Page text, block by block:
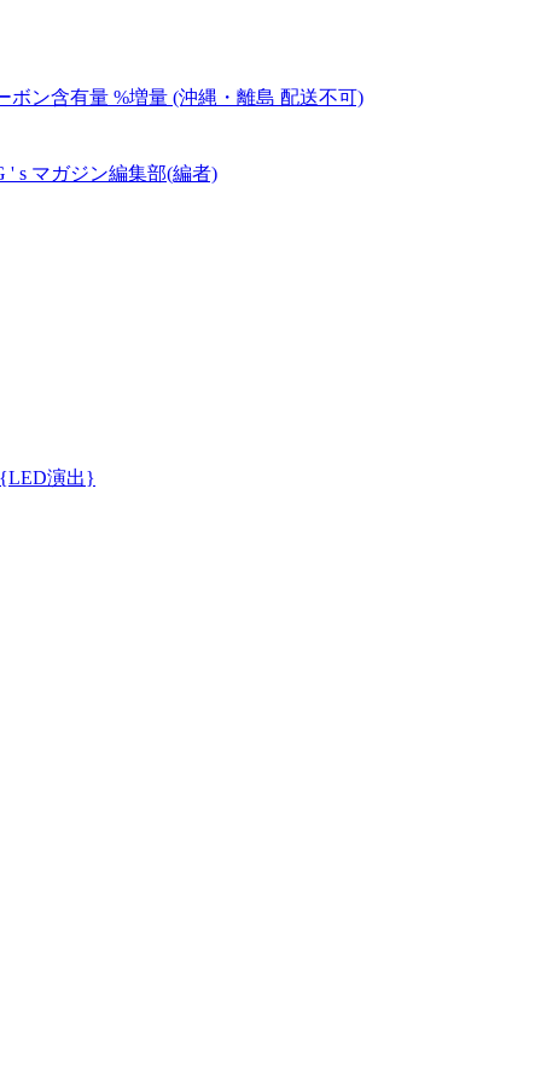
ボン含有量 %増量 (沖縄・離島 配送不可)
' s マガジン編集部(編者)
{LED演出}